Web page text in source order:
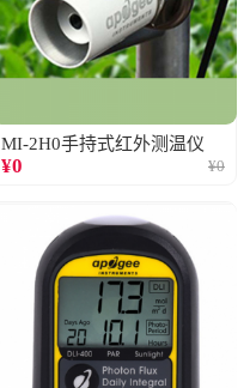
MI-2H0手持式红外测温仪
¥0 ¥0